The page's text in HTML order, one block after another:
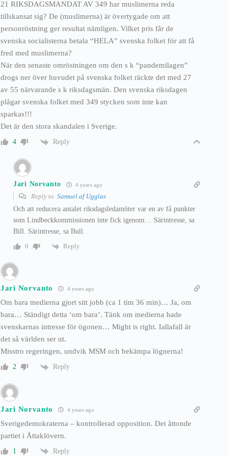
21 RIKSDAGSMANDAT AV 349 har muslimerna reda
tillskansat sig? De (muslimerna) är övertygade om att
personröstning ger resultat nämligen. Vilket pris får de
svenska socialisterna betala “HELA” svenska folket för att få
fred med muslimerna?
När den senaste omröstningen om den s k “pandemilagen”
drogs ner över huvudet på svenska folket räckte det med 27
av 55 närvarande s k riksdagsmän. Den svenska riksdagen
plågar svenska folket med 349 stycken som inte kan
sparkas!!!
Det är den stora skandalen i Sverige.
4 Reply
Jari Norvanto 4 years ago
Reply to Samuel af Ugglas
Och att reducera antalet riksdagsledamöter var en av få punkter
som Lindbeckkommissionen inte fick igenom… Särintresse, sa
Bill. Särintresse, sa Bull.
0
Reply
Jari Norvanto 4 years ago
Om bara medierna gjort sitt jobb (ca 1 tim 36 min)… Ja, om
bara… Ständigt detta ‘om bara’. Tänk om medierna hade
svenskarnas intresse för ögonen… Might is right. Iallafall är
det så världen ser ut.
Misstro regeringen, undvik MSM och bekämpa lögnerna!
2 Reply
Jari Norvanto 4 years ago
Sverigedemokraterna – kontrollerad opposition. Det åttonde
partiet i Åttaklövern.
1 Reply